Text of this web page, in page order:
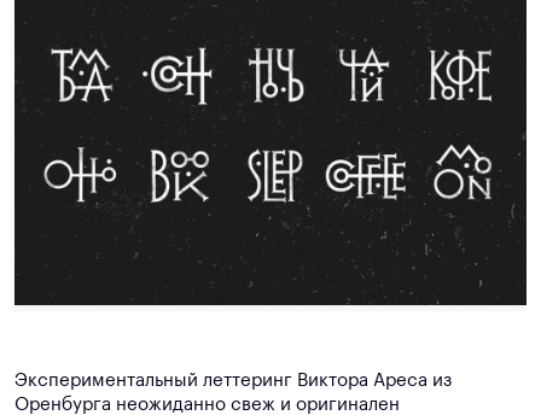
Экспериментальный леттеринг Виктора Ареса из
Оренбурга неожиданно свеж и оригинален